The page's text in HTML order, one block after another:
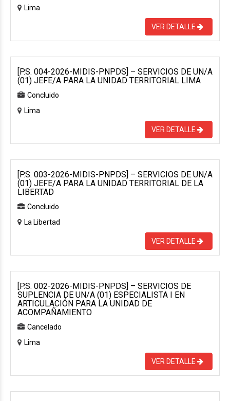
Lima
VER DETALLE
[P.S. 004-2026-MIDIS-PNPDS] – SERVICIOS DE UN/A
(01) JEFE/A PARA LA UNIDAD TERRITORIAL LIMA
Concluido
Lima
VER DETALLE
[P.S. 003-2026-MIDIS-PNPDS] – SERVICIOS DE UN/A
(01) JEFE/A PARA LA UNIDAD TERRITORIAL DE LA
LIBERTAD
Concluido
La Libertad
VER DETALLE
[P.S. 002-2026-MIDIS-PNPDS] – SERVICIOS DE
SUPLENCIA DE UN/A (01) ESPECIALISTA I EN
ARTICULACIÓN PARA LA UNIDAD DE
ACOMPAÑAMIENTO
Cancelado
Lima
VER DETALLE